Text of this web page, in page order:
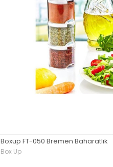
Boxup FT-050 Bremen Baharatlık
Box Up